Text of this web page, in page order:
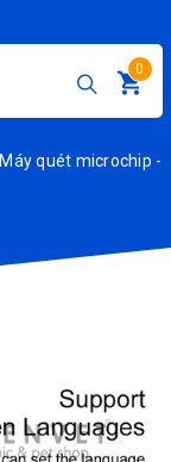
0
Máy quét microchip -